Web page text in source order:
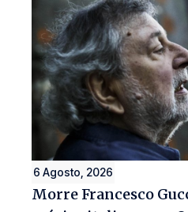
6 Agosto, 2026
Morre Francesco